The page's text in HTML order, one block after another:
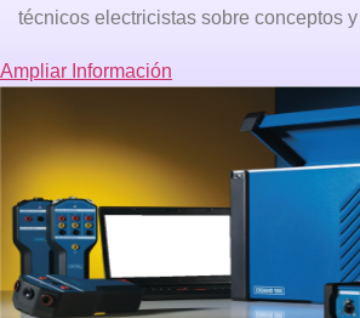
técnicos electricistas sobre conceptos
Ampliar Información